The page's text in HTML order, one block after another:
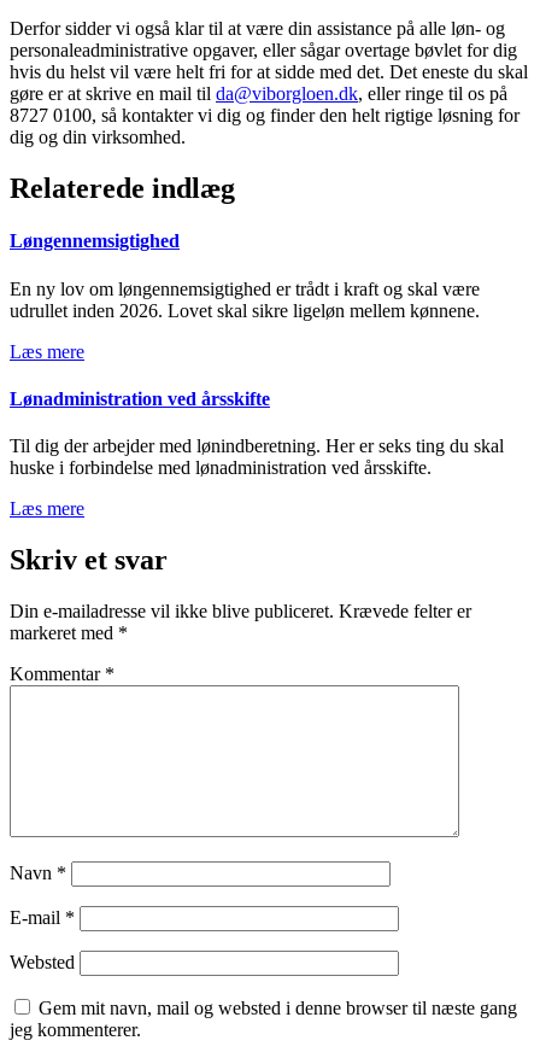
Derfor sidder vi også klar til at være din assistance på alle løn- og
personaleadministrative opgaver, eller sågar overtage bøvlet for dig
hvis du helst vil være helt fri for at sidde med det. Det eneste du skal
gøre er at skrive en mail til da@viborgloen.dk, eller ringe til os på
8727 0100, så kontakter vi dig og finder den helt rigtige løsning for
dig og din virksomhed.
Relaterede indlæg
Løngennemsigtighed
En ny lov om løngennemsigtighed er trådt i kraft og skal være
udrullet inden 2026. Lovet skal sikre ligeløn mellem kønnene.
Læs mere
Lønadministration ved årsskifte
Til dig der arbejder med lønindberetning. Her er seks ting du skal
huske i forbindelse med lønadministration ved årsskifte.
Læs mere
Skriv et svar
Din e-mailadresse vil ikke blive publiceret. Krævede felter er
markeret med *
Kommentar *
Navn *
E-mail *
Websted
Gem mit navn, mail og websted i denne browser til næste gang
jeg kommenterer.